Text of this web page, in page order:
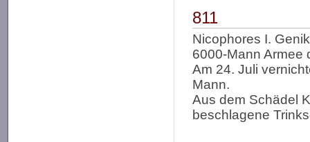
811
Nicophores I.
6000-Mann Armee
Am 24. Juli
Mann.
Aus dem Schädel
beschlagene